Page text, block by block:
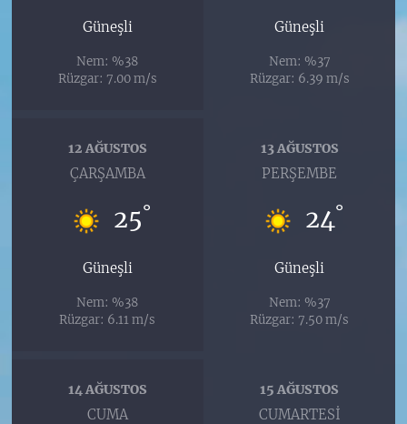
Güneşli
Nem: %38
Rüzgar: 7.00 m/s
Güneşli
Nem: %37
Rüzgar: 6.39 m/s
12 AĞUSTOS
ÇARŞAMBA
25°
Güneşli
Nem: %38
Rüzgar: 6.11 m/s
13 AĞUSTOS
PERŞEMBE
24°
Güneşli
Nem: %37
Rüzgar: 7.50 m/s
14 AĞUSTOS
CUMA
15 AĞUSTOS
CUMARTESI